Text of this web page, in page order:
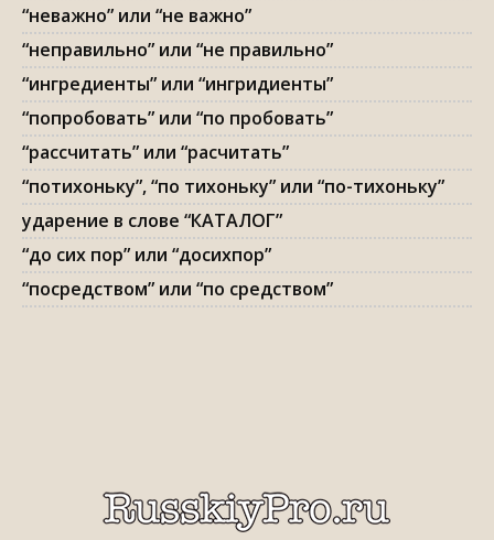
“неважно” или “не важно”
“неправильно” или “не правильно”
“ингредиенты” или “ингридиенты”
“попробовать” или “по пробовать”
“рассчитать” или “расчитать”
“потихоньку”, “по тихоньку” или “по-тихоньку”
ударение в слове “КАТАЛОГ”
“до сих пор” или “досихпор”
“посредством” или “по средством”